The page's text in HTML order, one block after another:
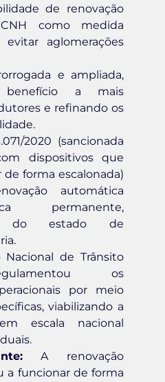
de renovação
como medida
aglomerações
e ampliada,
a mais
e refinando os
2020 (sancionada
dispositivos que
forma escalonada)
automática
permanente,
a do estado de
Nacional de Trânsito
os
por meio
viabilizando a
escala nacional
A renovação
a funcionar de forma